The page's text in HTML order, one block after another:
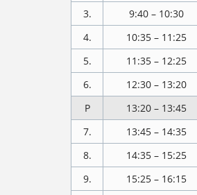
3.
9:40 – 10:30
4.
10:35 – 11:25
5.
11:35 – 12:25
6.
12:30 – 13:20
P
13:20 – 13:45
7.
13:45 – 14:35
8.
14:35 – 15:25
9.
15:25 – 16:15